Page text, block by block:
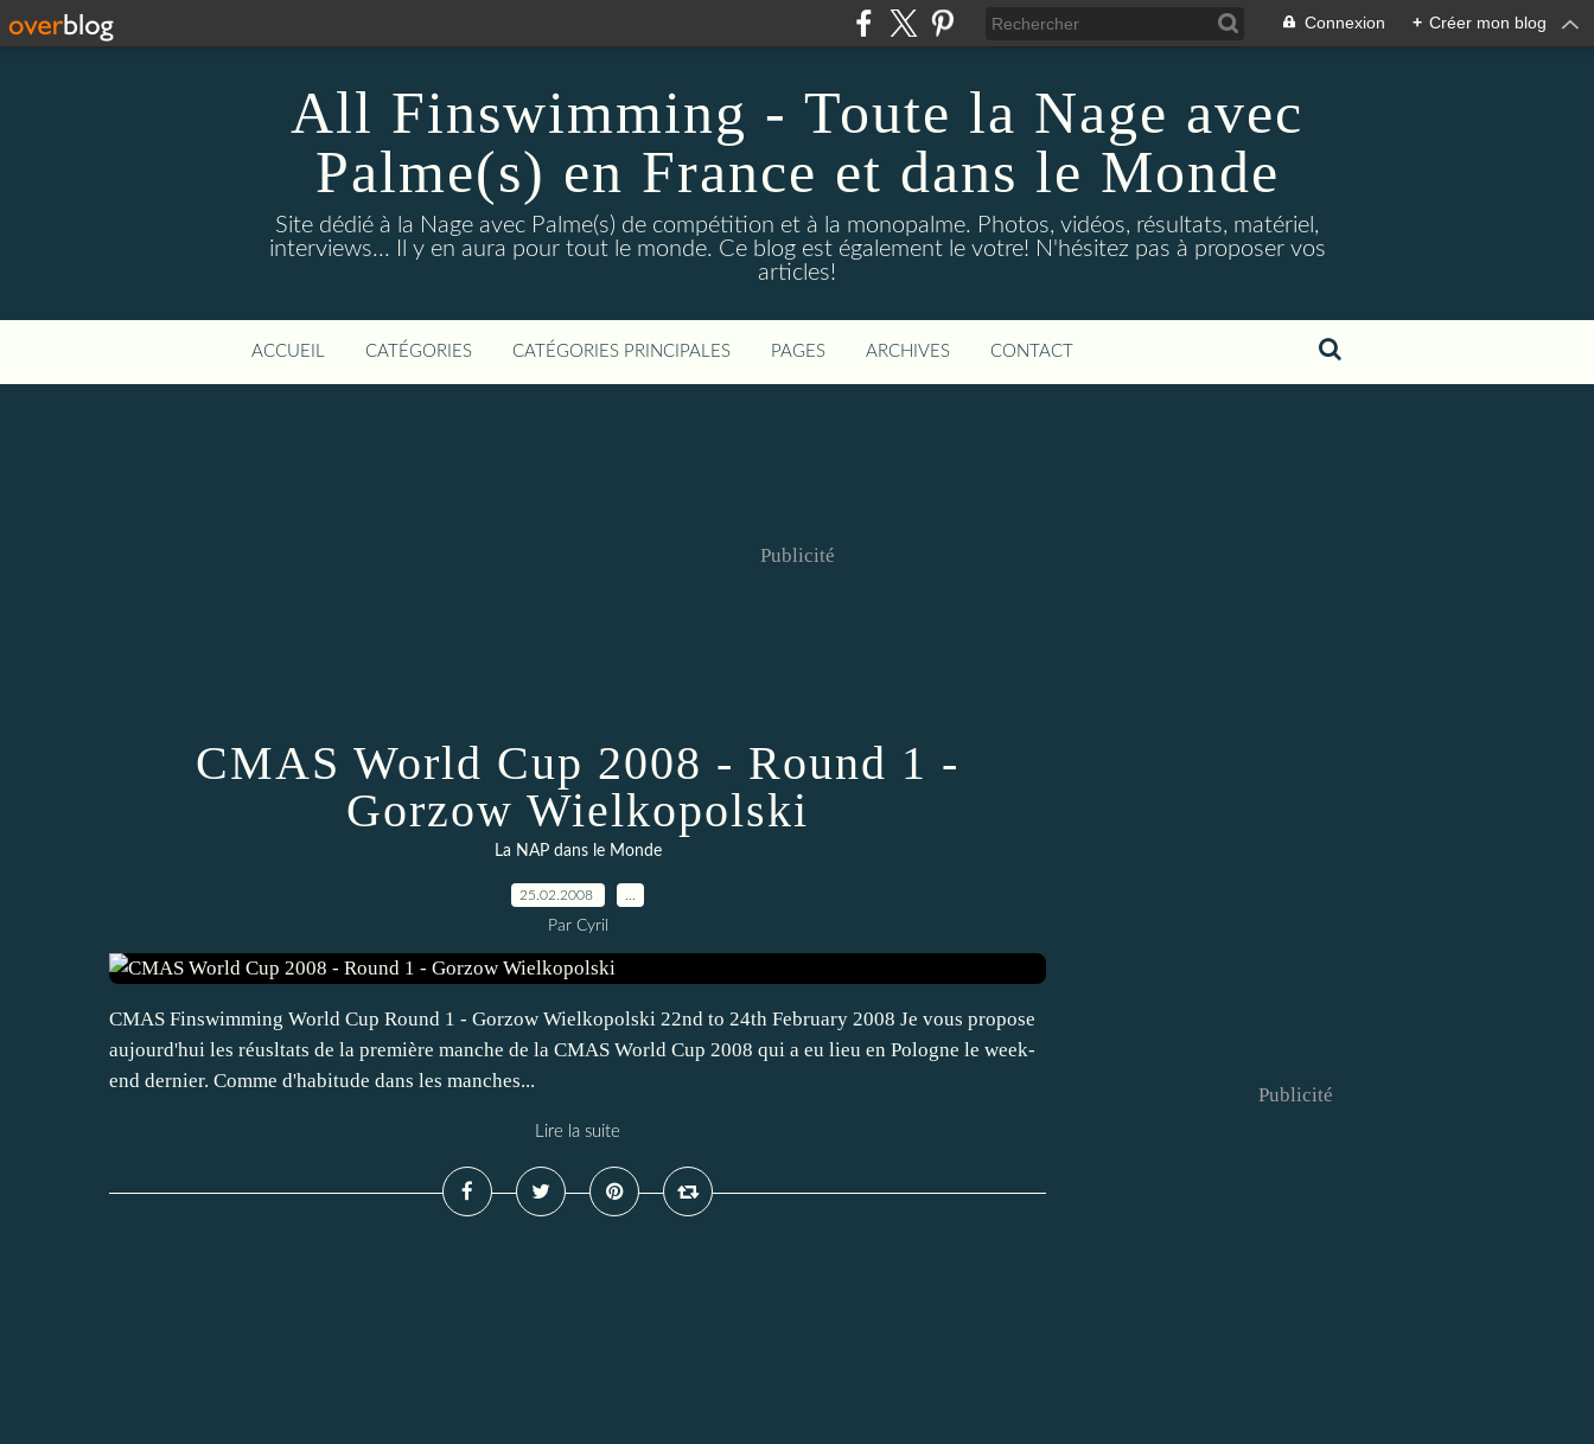
Connexion + Créer mon blog
All Finswimming - Toute la Nage avec
Palme(s) en France et dans le Monde
Site dédié à la Nage avec Palme(s) de compétition et à la monopalme. Photos, vidéos, résultats, matériel,
interviews... Il y en aura pour tout le monde. Ce blog est également le votre! N'hésitez pas à proposer vos
articles!
ACCUEIL CATÉGORIES CATÉGORIES PRINCIPALES PAGES ARCHIVES CONTACT
Publicité
CMAS World Cup 2008 - Round 1 -
Gorzow Wielkopolski
La NAP dans le Monde
25.02.2008
Par Cyril
CMAS Finswimming World Cup Round 1 - Gorzow Wielkopolski 22nd to 24th February 2008 Je vous propose
aujourd'hui les réusltats de la première manche de la CMAS World Cup 2008 qui a eu lieu en Pologne le week-
end dernier. Comme d'habitude dans les manches...
Lire la suite
Publicité